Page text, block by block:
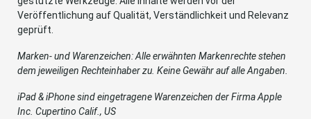
Veröffentlichung auf Qualität, Verständlichkeit und Relevanz
geprüft.
Marken- und Warenzeichen: Alle erwähnten Markenrechte stehen
dem jeweiligen Rechteinhaber zu. Keine Gewähr auf alle Angaben.
iPad & iPhone sind eingetragene Warenzeichen der Firma Apple
Inc. Cupertino Calif., US